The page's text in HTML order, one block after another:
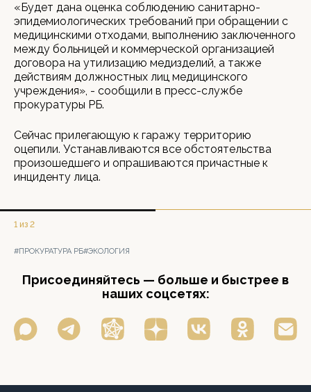
«Будет дана оценка соблюдению санитарно-
эпидемиологических требований при обращении с
медицинскими отходами, выполнению заключенного
между больницей и коммерческой организацией
договора на утилизацию медизделий, а также
действиям должностных лиц медицинского
учреждения», - сообщили в пресс-службе
прокуратуры РБ.
Сейчас прилегающую к гаражу территорию
оцепили. Устанавливаются все обстоятельства
произошедшего и опрашиваются причастные к
инциденту лица.
1 из 2
#ПРОКУРАТУРА РБ#ЭКОЛОГИЯ
Присоединяйтесь — больше и быстрее в
наших соцсетях: